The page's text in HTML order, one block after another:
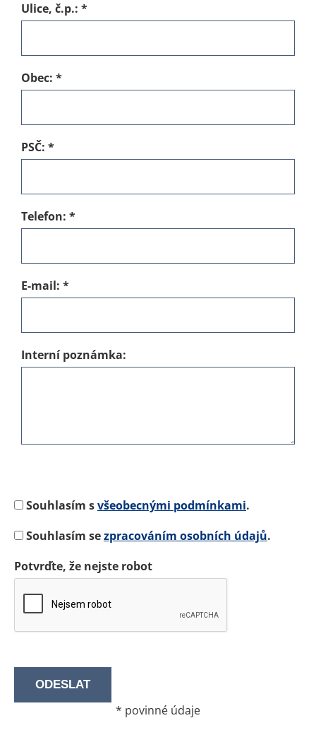
Ulice, č.p.: *
Obec: *
PSČ: *
Telefon: *
E-mail: *
Interní poznámka:
Souhlasím svšeobecnými podmínkami.
Souhlasím sezpracováním osobních údajů.
Potvrďte, že nejste robot
* povinné údaje